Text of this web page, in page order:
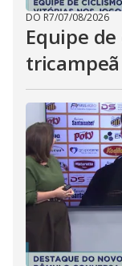
DO R7/07/08/2026
Equipe
tricampeã